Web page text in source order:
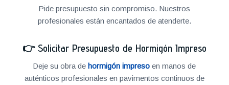
Pide presupuesto sin compromiso. Nuestros
profesionales están encantados de atenderte.
👉 Solicitar Presupuesto de Hormigón Impreso
Deje su obra dehormigón impreso en manos de
auténticos profesionales en pavimentos continuos de